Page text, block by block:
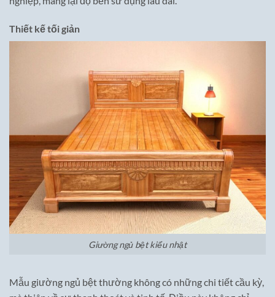
Thiết kế tối giản
Giường ngủ bệt kiểu nhật
Mẫu giường ngủ bệt thường không có những chi tiết cầu kỳ,